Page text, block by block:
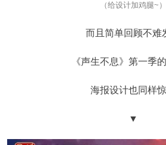
（给设计加鸡腿~）
而且简单回顾不难
《声生不息》第一季
海报设计也同样
▼